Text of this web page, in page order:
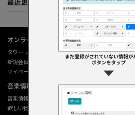
最近更新してくれた人たち
オンラインショップ情報
タワーレコード オンライン
新規会員登録
マイページ
音楽情報データベース
音楽情報データベース
欲しい物リストの使い方